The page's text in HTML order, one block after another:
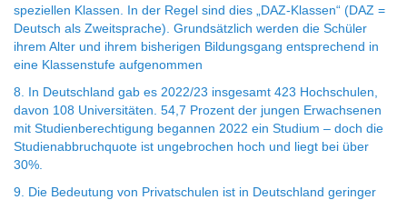
speziellen Klassen. In der Regel sind dies „DAZ-Klassen“ (DAZ =
Deutsch als Zweitsprache). Grundsätzlich werden die Schüler
ihrem Alter und ihrem bisherigen Bildungsgang entsprechend in
eine Klassenstufe aufgenommen
8. In Deutschland gab es 2022/23 insgesamt 423 Hochschulen,
davon 108 Universitäten. 54,7 Prozent der jungen Erwachsenen
mit Studienberechtigung begannen 2022 ein Studium – doch die
Studienabbruchquote ist ungebrochen hoch und liegt bei über
30%.
9. Die Bedeutung von Privatschulen ist in Deutschland geringer